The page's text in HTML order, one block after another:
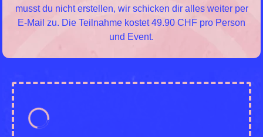
musst du nicht erstellen, wir schicken dir alles weiter per
E-Mail zu. Die Teilnahme kostet 49.90 CHF pro Person
und Event.